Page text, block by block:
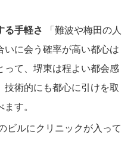
る手軽さ
「難波や梅田の人
いに会う確率が高い都心は
って、堺東は程よい都会感
技術的にも都心に引けを取
す。
ビルにクリニックが入って